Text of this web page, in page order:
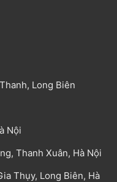
Long Biên
Nội
Thanh Xuân, Hà Nội
Thụy, Long Biên, Hà